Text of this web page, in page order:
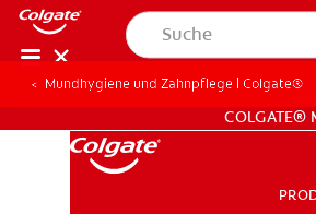
COLGATE®
Mundhygiene und Zahnpflege | Colgate®